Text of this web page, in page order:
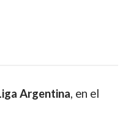
Argentina, en el